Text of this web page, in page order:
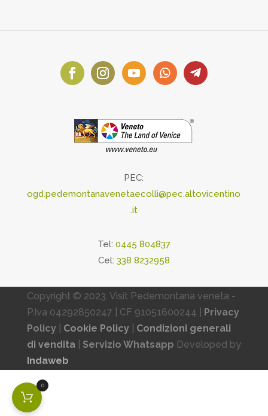
PEC:
ogd.pedemontanavenetaecolli@pec.altovicentino
.it
Tel: 0445 804837
Cel: 338 8232958
Copyright © 2023. Visit Pedemontana veneta -
P.Iva 04292850247 | CF 91051600244 | Privacy
Policy
Cookie Policy| Condizioni generali
di vendita| Servizio Whatsapp Developed by
Indaweb
0